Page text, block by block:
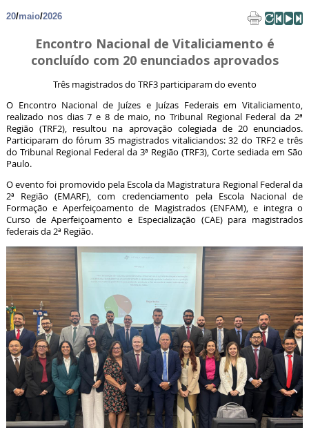
20/maio/2026
Encontro Nacional de Vitaliciamento é
concluído com 20 enunciados aprovados
Três magistrados do TRF3 participaram do evento
O Encontro Nacional de Juízes e Juízas Federais em Vitaliciamento,
realizado nos dias 7 e 8 de maio, no Tribunal Regional Federal da 2ª
Região (TRF2), resultou na aprovação colegiada de 20 enunciados.
Participaram do fórum 35 magistrados vitaliciandos: 32 do TRF2 e três
do Tribunal Regional Federal da 3ª Região (TRF3), Corte sediada em São
Paulo.
O evento foi promovido pela Escola da Magistratura Regional Federal da
2ª Região (EMARF), com credenciamento pela Escola Nacional de
Formação e Aperfeiçoamento de Magistrados (ENFAM), e integra o
Curso de Aperfeiçoamento e Especialização (CAE) para magistrados
federais da 2ª Região.